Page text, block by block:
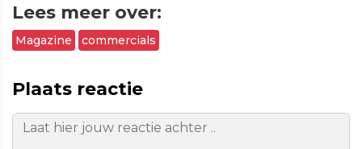
Lees meer over:
Magazine commercials
Plaats reactie